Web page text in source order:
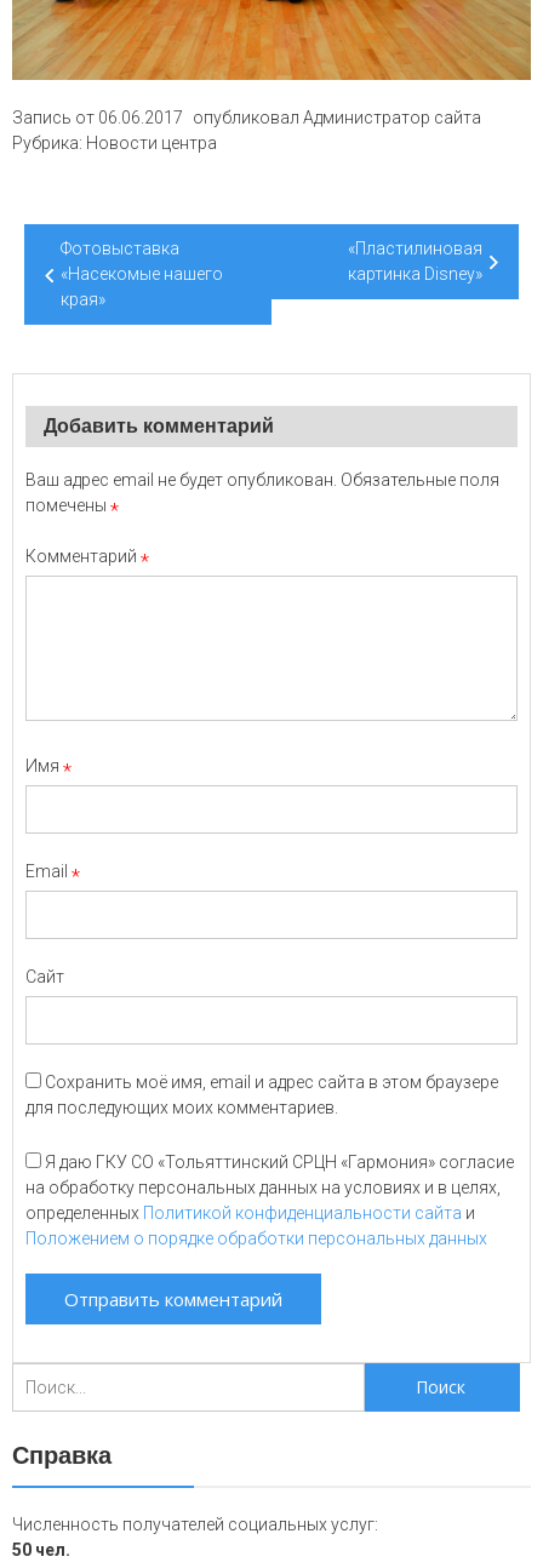
Запись от 06.06.2017 опубликовал Администратор сайта
Рубрика: Новости центра
Навигация
записям
Фотовыставка
«Насекомые нашего
края»
«Пластилиновая
картинка Disney»
Добавить комментарий
Ваш адрес email не будет опубликован. Обязательные поля
помечены *
Комментарий *
Имя *
Email *
Сайт
Сохранить моё имя, email и адрес сайта в этом браузере
для последующих моих комментариев.
Я даю ГКУ СО «Тольяттинский СРЦН «Гармония» согласие
на обработку персональных данных на условиях и в целях,
определенных Политикой конфиденциальности сайта и
Положением о порядке обработки персональных данных
для:
Справка
Численность получателей социальных услуг:
50 чел.